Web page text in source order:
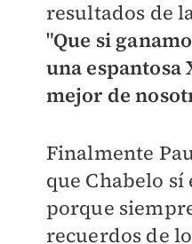
resultados de
"Que si
una espantosa
mejor de
Finalmente
que Chabelo
porque
recuerdos de